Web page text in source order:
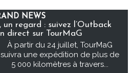
NEWS
un regard : suivez l’Outback
direct sur TourMaG
À partir du 24 juillet, TourMaG
suivra une expédition de plus de
5 000 kilomètres à travers...